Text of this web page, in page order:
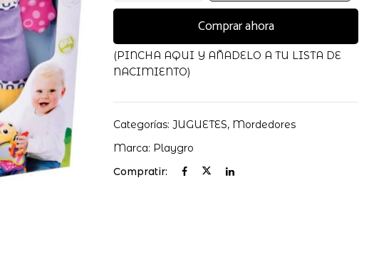
y
Butterfly
cantidad
Comprar ahora
(PINCHA AQUI Y AÑADELO A TU LISTA DE
NACIMIENTO)
Categorías: JUGUETES, Mordedores
Marca: Playgro
Compratir: